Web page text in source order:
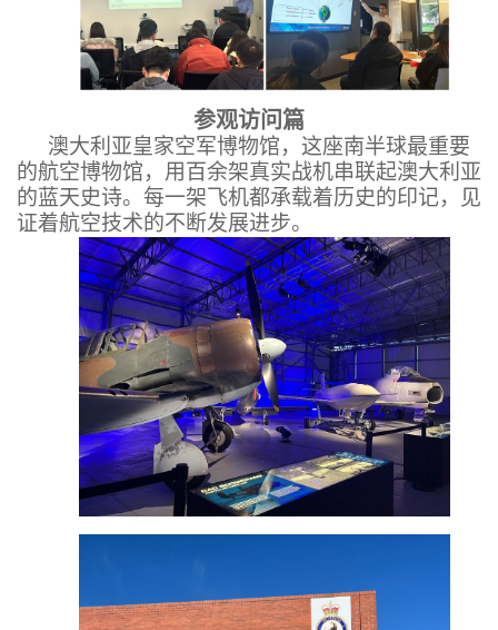
参观访问篇
澳大利亚皇家空军博物馆，这座南半球最重要
的航空博物馆，用百余架真实战机串联起澳大利亚
的蓝天史诗。每一架飞机都承载着历史的印记，见
证着航空技术的不断发展进步。